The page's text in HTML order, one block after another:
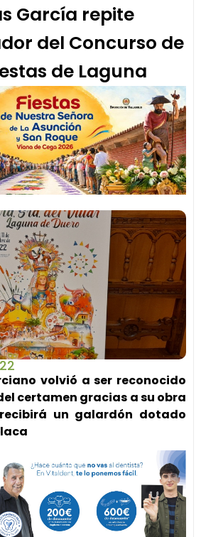
García repite
del Concurso de
de Laguna
volvió a ser reconocido
certamen gracias a su obra
recibirá un galardón dotado